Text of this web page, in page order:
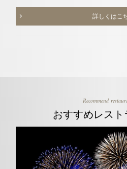
詳しくはこ
Recommend
おすすめレス